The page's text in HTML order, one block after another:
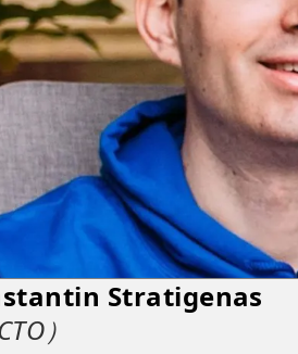
Stratigenas
）